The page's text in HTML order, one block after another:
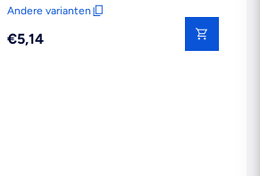
Andere varianten
Reguliere
€5,14